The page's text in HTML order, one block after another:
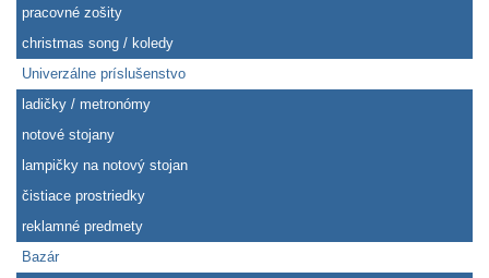
pracovné zošity
christmas song / koledy
Univerzálne príslušenstvo
ladičky / metronómy
notové stojany
lampičky na notový stojan
čistiace prostriedky
reklamné predmety
Bazár